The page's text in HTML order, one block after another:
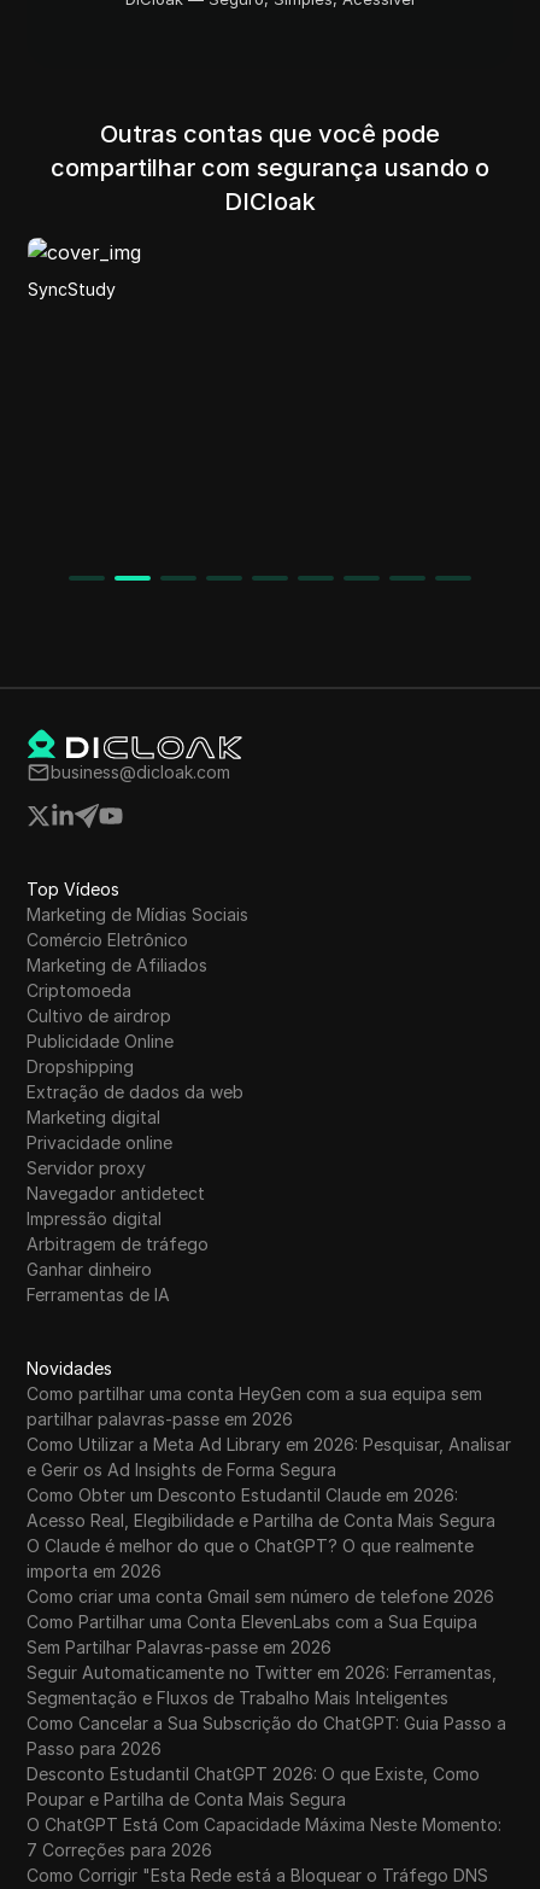
Outras contas que você pode
compartilhar com segurança usando o
DICloak
business@dicloak.com
Top Vídeos
Marketing de Mídias Sociais
Comércio Eletrônico
Marketing de Afiliados
Criptomoeda
Cultivo de airdrop
Publicidade Online
Dropshipping
Extração de dados da web
Marketing digital
Privacidade online
Servidor proxy
Navegador antidetect
Impressão digital
Arbitragem de tráfego
Ganhar dinheiro
Ferramentas de IA
Novidades
Como partilhar uma conta HeyGen com a sua equipa sem
partilhar palavras-passe em 2026
Como Utilizar a Meta Ad Library em 2026: Pesquisar, Analisar
e Gerir os Ad Insights de Forma Segura
Como Obter um Desconto Estudantil Claude em 2026:
Acesso Real, Elegibilidade e Partilha de Conta Mais Segura
O Claude é melhor do que o ChatGPT? O que realmente
importa em 2026
Como criar uma conta Gmail sem número de telefone 2026
Como Partilhar uma Conta ElevenLabs com a Sua Equipa
Sem Partilhar Palavras-passe em 2026
Seguir Automaticamente no Twitter em 2026: Ferramentas,
Segmentação e Fluxos de Trabalho Mais Inteligentes
Como Cancelar a Sua Subscrição do ChatGPT: Guia Passo a
Passo para 2026
Desconto Estudantil ChatGPT 2026: O que Existe, Como
Poupar e Partilha de Conta Mais Segura
O ChatGPT Está Com Capacidade Máxima Neste Momento:
7 Correções para 2026
Como Corrigir "Esta Rede está a Bloquear o Tráfego DNS